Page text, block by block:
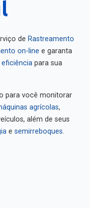
de Rastreamento
on-line e garanta
para sua
para você monitorar
agrícolas,
além de seus
e semirreboques.